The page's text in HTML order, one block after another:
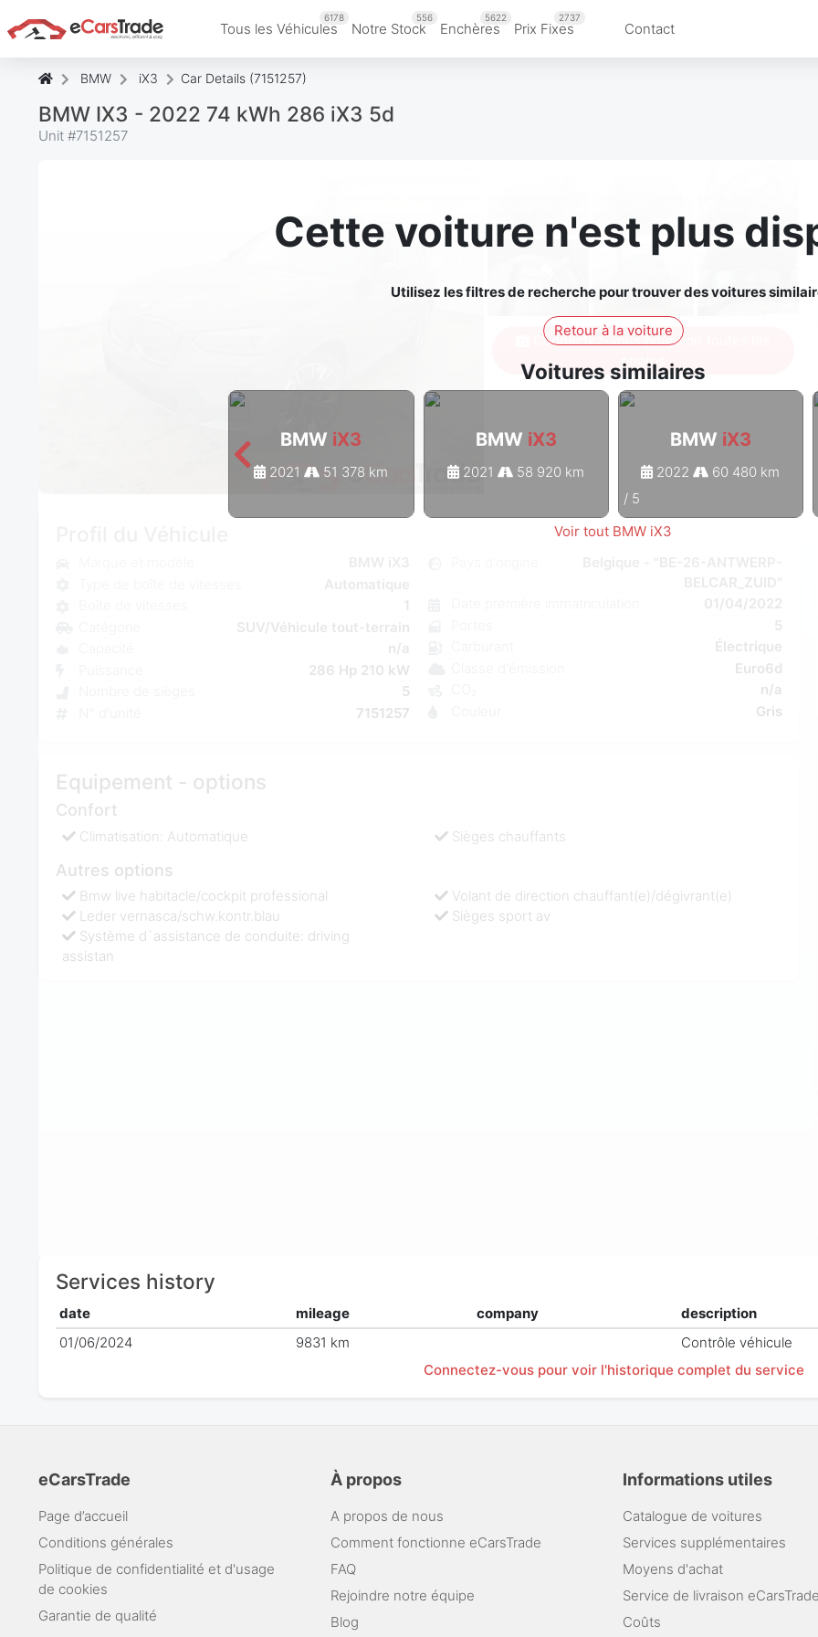
Tous les Véhicules
6178
Notre Stock
556
Enchères
5622
Prix Fixes
2737
Contact
BMW iX3 Car Details (7151257)
BMW IX3 - 2022 74 kWh 286 iX3 5d
Unit #7151257
Cette voiture n'est plus
Utilisez les filtres de recherche pour trouver des voitures
Retour à la voiture
Voitures similaires
BMW iX3
2021 51 378 km
BMW iX3
2021 58 920 km
BMW iX3
2022 60 480 km
/ 5
Voir tout BMW iX3
Connectez-vous pour voir toutes les
photos
SUV/Véhicule tout-terrain
n/a
286 Hp 210 kW
5
7151257
5
Électrique
Euro6d
n/a
Gris
Equipement - options
Confort
Climatisation: Automatique Sièges chauffants
Autres options
Bmw live habitacle/cockpit professional
Volant de direction chauffant(e)/dégivrant(e)
Leder vernasca/schw.kontr.blau
Sièges sport av
Système d`assistance de conduite: driving
assistan
Services history
date mileage company description
01/06/2024
9831 km Contrôle véhicule
Connectez-vous pour voir l'historique complet du service
eCarsTrade
Page d’accueil
Conditions générales
Politique de confidentialité et d'usage
de cookies
Garantie de qualité
À propos
A propos de nous
Comment fonctionne eCarsTrade
FAQ
Rejoindre notre équipe
Blog
Informations utiles
Catalogue de voitures
Services supplémentaires
Moyens d'achat
Service de livraison eCarsTrade
Coûts